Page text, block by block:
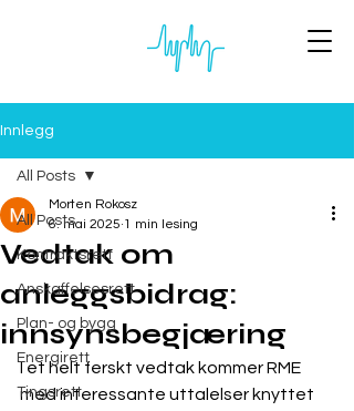
Innlegg
All Posts
Kontraktsrett
Anskaffelsesrett
Plan- og bygg
Energirett
Tingsrett
All Posts
Vedtak om
anleggsbidrag:
innsynsbegjæring
Morten Rokosz
6. mai 2025 1 min lesing
I et helt ferskt vedtak kommer RME
med interessante uttalelser knyttet